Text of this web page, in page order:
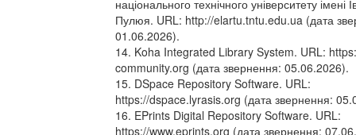
національного технічного університету імені
Пулюя. URL: http://elartu.tntu.edu.ua (дата
01.06.2026).
14. Koha Integrated Library System. URL:
community.org (дата звернення: 05.06.2026).
15. DSpace Repository Software. URL:
https://dspace.lyrasis.org (дата звернення:
16. EPrints Digital Repository Software. URL:
https://www.eprints.org (дата звернення: